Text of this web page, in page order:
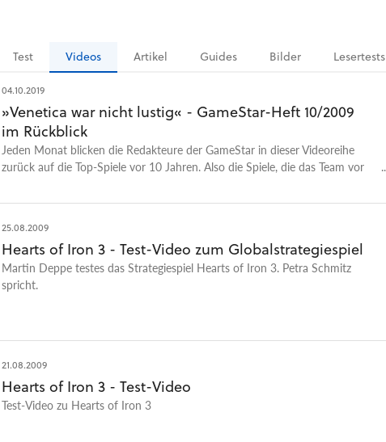
Test Videos Artikel Guides Bilder Lesertests
04.10.2019
»Venetica war nicht lustig« - GameStar-Heft 10/2009
im Rückblick
Jeden Monat blicken die Redakteure der GameStar in dieser Videoreihe
zurück auf die Top-Spiele vor 10 Jahren. Also die Spiele, die das Team vor
Spiele der GameStar 10/2009. Vor der Kamera sind mit dabei: Petra
erwarten Hintergrundinfos zu den Spielen, Einordnungen aus einer neuen
Perspektive (10 Jahre später) aber auch viele persönliche Anekdoten. In
diesem GameStar-Rückblick sind dabei: Hearts of Iron 3 The Whispered
World WSC Real 2009: World Snooker Championship Venetica Im Video
Beispiel spricht die Redaktion darüber, was wirklich hinter dem verbuggten
eines der beliebtesten Paradox-Strategiespiele ist.
25.08.2009
Hearts of Iron 3 - Test-Video zum Globalstrategiespiel
Martin Deppe testes das Strategiespiel Hearts of Iron 3. Petra Schmitz
spricht.
21.08.2009
Hearts of Iron 3 - Test-Video
Test-Video zu Hearts of Iron 3